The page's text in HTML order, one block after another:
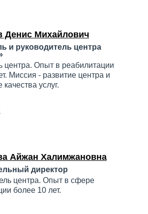
Денис Михайлович
и руководитель центра
центра. Опыт в реабилитации
Миссия - развитие центра и
услуг.
Айжан Халимжановна
директор
центра. Опыт в сфере
более 10 лет.